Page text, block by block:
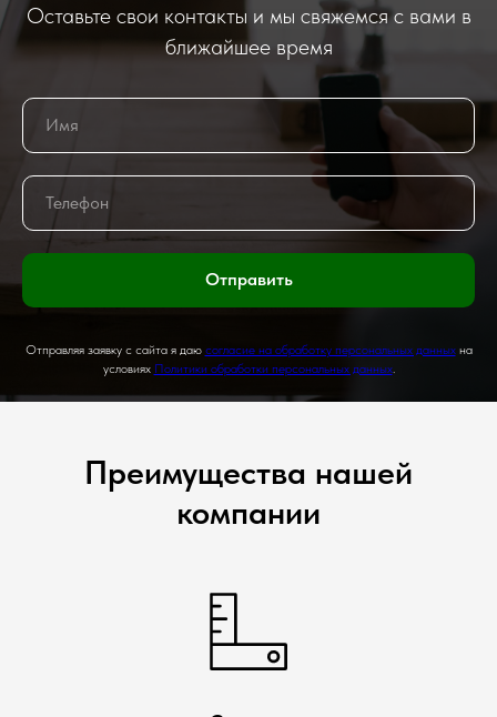
Оставьте свои контакты и мы свяжемся с вами в
ближайшее время
Отправить
Отправляя заявку с сайта я даю согласие на обработку персональных данныхна
условиях Политики обработки персональных данных.
Преимущества нашей
компании